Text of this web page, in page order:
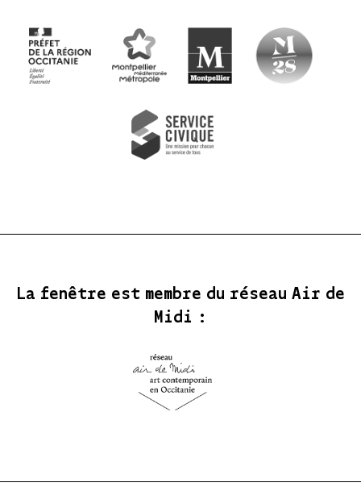
La fenêtre est membre du réseau Air de
Midi :